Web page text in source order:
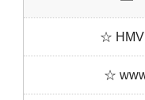
☆ HMV
☆